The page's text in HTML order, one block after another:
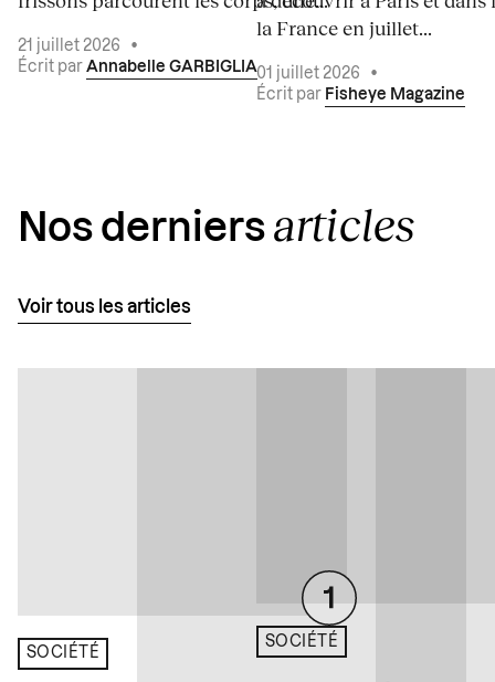
21 juillet 2026
•
Écrit par Annabelle GARBIGLIA
la France en juillet...
01 juillet 2026
•
Écrit par Fisheye Magazine
Nos derniers articles
Voir tous les articles
SOCIÉTÉ
SOCIÉTÉ